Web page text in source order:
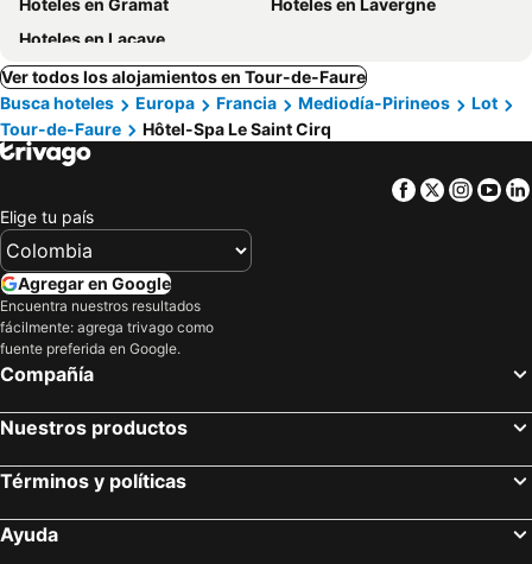
Hoteles en Gramat
Hoteles en Lavergne
Hoteles en Lacave
Ver todos los alojamientos en Tour-de-Faure
Busca hoteles
Europa Francia Mediodía-Pirineos
Lot
Tour-de-Faure
Hôtel-Spa Le Saint Cirq
Facebook
Twitter
Elige tu país
Agregar en Google
Encuentra nuestros resultados
fácilmente: agrega trivago como
fuente preferida en Google.
Compañía
Nuestros productos
Términos y políticas
Ayuda